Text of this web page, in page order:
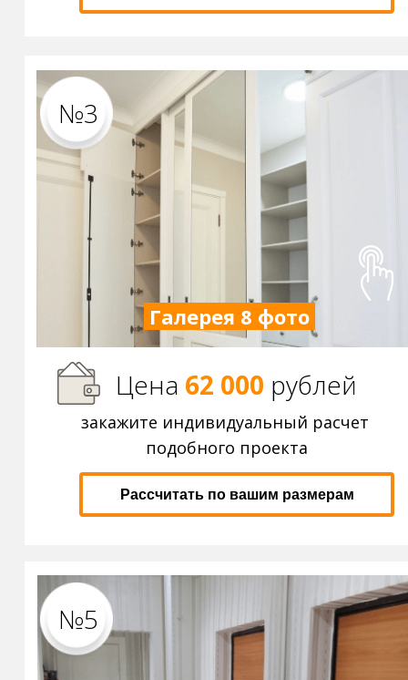
Рассчитать по вашим размерам
Галерея 8 фото
закажите индивидуальный расчет
подобного проекта
Цена 62 000 рублей
№5
№3